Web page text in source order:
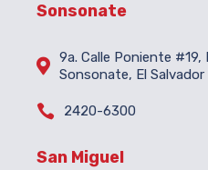
Sonsonate
 9a. Calle Poniente #19,
Sonsonate, El Salvador
 2420-6300
San Miguel